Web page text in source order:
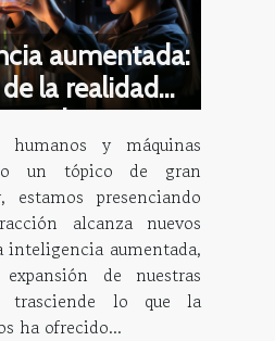
aumentada:
la realidad
y máquinas
un tópico de gran
estamos presenciando
alcanza nuevos
aumentada,
de nuestras
trasciende lo que la
ha ofrecido...